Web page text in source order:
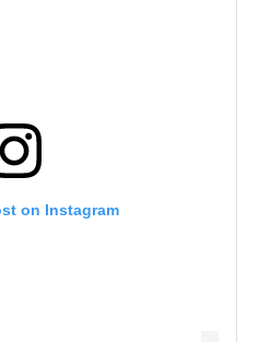
on Instagram